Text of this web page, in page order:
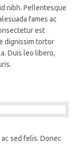
nibh. Pellentesque
fames ac
est
dignissim tortor
Duis leo libero,
sed felis. Donec